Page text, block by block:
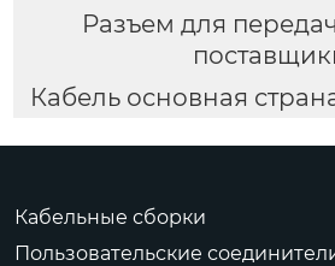
Разъем для
Кабель основная
Кабельные сборки
Пользовательские